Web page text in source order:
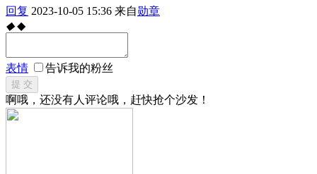
回复 2023-10-05 15:36 来自勋章
◆ ◆
表情 告诉我的粉丝
提 交
啊哦，还没有人评论哦，赶快抢个沙发！